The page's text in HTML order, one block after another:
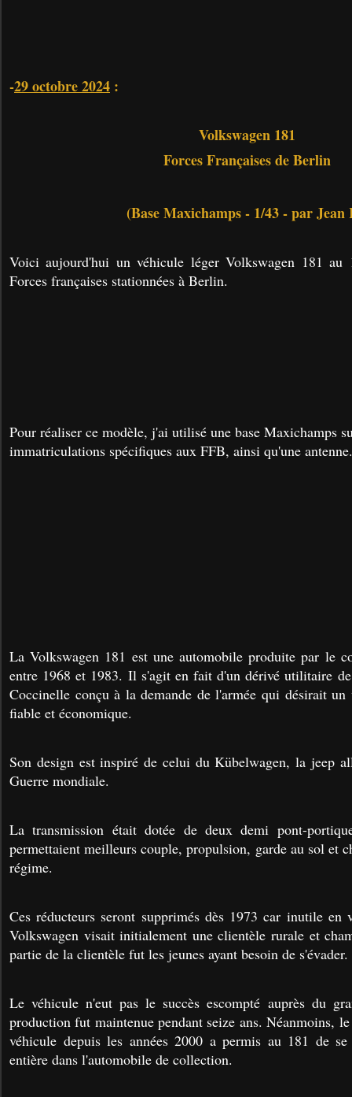
-29 octobre 2024 :
Volkswagen 181
Forces Françaises de Berlin
(Base Maxichamps - 1/43 - par Jean
Voici aujourd'hui un véhicule léger Volkswagen 181 au
Forces françaises stationnées à Berlin.
Pour réaliser ce modèle, j'ai utilisé une base Maxichamps
immatriculations spécifiques aux FFB, ainsi qu'une antenne.
La Volkswagen 181 est une automobile produite par le
entre 1968 et 1983. Il s'agit en fait d'un dérivé utilitaire
Coccinelle conçu à la demande de l'armée qui désirait un
fiable et économique.
Son design est inspiré de celui du Kübelwagen, la jeep
Guerre mondiale.
La transmission était dotée de deux demi pont-
permettaient meilleurs couple, propulsion, garde au sol et
régime.
Ces réducteurs seront supprimés dès 1973 car inutile
Volkswagen visait initialement une clientèle rurale et
partie de la clientèle fut les jeunes ayant besoin de s'évader.
Le véhicule n'eut pas le succès escompté auprès du
production fut maintenue pendant seize ans. Néanmoins,
véhicule depuis les années 2000 a permis au 181 de
entière dans l'automobile de collection.